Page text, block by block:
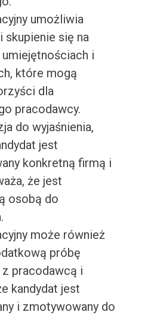
umożliwia
skupienie się na
i
które mogą
dla
pracodawcy.
do wyjaśnienia,
jest
konkretną firmą i
że jest
osobą do
może również
próbę
pracodawcą i
kandydat jest
i zmotywowany do